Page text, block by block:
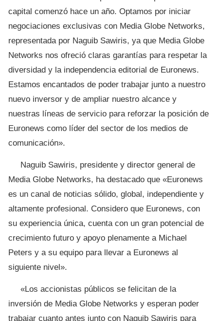
capital comenzó hace un año. Optamos por iniciar
negociaciones exclusivas con Media Globe Networks,
representada por Naguib Sawiris, ya que Media Globe
Networks nos ofreció claras garantías para respetar la
diversidad y la independencia editorial de Euronews.
Estamos encantados de poder trabajar junto a nuestro
nuevo inversor y de ampliar nuestro alcance y
nuestras líneas de servicio para reforzar la posición de
Euronews como líder del sector de los medios de
comunicación».
Naguib Sawiris, presidente y director general de
Media Globe Networks, ha destacado que «Euronews
es un canal de noticias sólido, global, independiente y
altamente profesional. Considero que Euronews, con
su experiencia única, cuenta con un gran potencial de
crecimiento futuro y apoyo plenamente a Michael
Peters y a su equipo para llevar a Euronews al
siguiente nivel».
«Los accionistas públicos se felicitan de la
inversión de Media Globe Networks y esperan poder
trabajar cuanto antes junto con Naguib Sawiris para